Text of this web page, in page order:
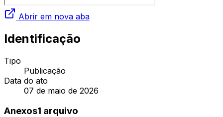
Abrir em nova aba
Identificação
Tipo
Publicação
Data do ato
07 de maio de 2026
Anexos1 arquivo